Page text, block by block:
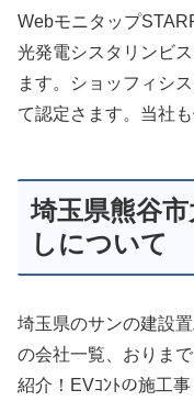
Webモニタップ
光発電シスタリンビ
ます。ショッフィシ
て認定さます。当社
埼玉県熊谷
しについて
埼玉県のサンの建設
の会社一覧、おりま
紹介！EVｺﾝﾄの施工